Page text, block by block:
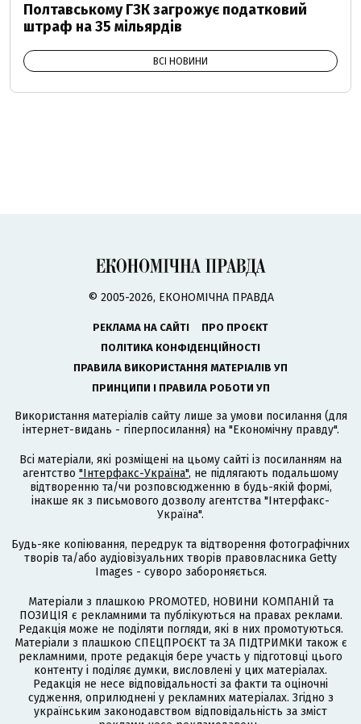
Полтавському ГЗК загрожує податковий
штраф на 35 мільярдів
ВСІ НОВИНИ
© 2005-2026, ЕКОНОМІЧНА ПРАВДА
РЕКЛАМА НА САЙТІ
ПРО ПРОЄКТ
ПОЛІТИКА КОНФІДЕНЦІЙНОСТІ
ПРАВИЛА ВИКОРИСТАННЯ МАТЕРІАЛІВ УП
ПРИНЦИПИ І ПРАВИЛА РОБОТИ УП
Використання матеріалів сайту лише за умови посилання (для
інтернет-видань - гіперпосилання) на "Економічну правду".
Всі матеріали, які розміщені на цьому сайті із посиланням на
агентство "Інтерфакс-Україна", не підлягають подальшому
відтворенню та/чи розповсюдженню в будь-якій формі,
інакше як з письмового дозволу агентства "Інтерфакс-
Україна".
Будь-яке копіювання, передрук та відтворення фотографічних
творів та/або аудіовізуальних творів правовласника Getty
Images - суворо забороняється.
Матеріали з плашкою PROMOTED, НОВИНИ КОМПАНІЙ та
ПОЗИЦІЯ є рекламними та публікуються на правах реклами.
Редакція може не поділяти погляди, які в них промотуються.
Матеріали з плашкою СПЕЦПРОЄКТ та ЗА ПІДТРИМКИ також є
рекламними, проте редакція бере участь у підготовці цього
контенту і поділяє думки, висловлені у цих матеріалах.
Редакція не несе відповідальності за факти та оціночні
судження, оприлюднені у рекламних матеріалах. Згідно з
українським законодавством відповідальність за зміст